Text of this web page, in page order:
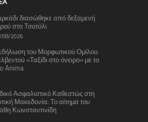
διασώθηκε από δεξαμενή
στο Τσοτύλι
08/2026
του Μορφωτικού Ομίλου
«Ταξίδι στο όνειρο» με το
Anima
Ασφαλιστικό Καθεστώς στη
Μακεδονία: Το αίτημα του
Κωνσταντινίδη